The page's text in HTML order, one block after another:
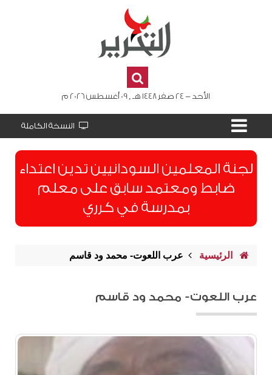
الأحد - 24 صفر 1448 هـ , 09 أغسطس 2026 م
النسخة الكاملة
لجنة المعلمين السودانيين تدين اعتداء
ضابط ومعتمد سابق على معلم
بمدرسة في كرري
الرئيسية عرب اللعوت- محمد ود قاسم
عرب اللعوت- محمد ود قاسم